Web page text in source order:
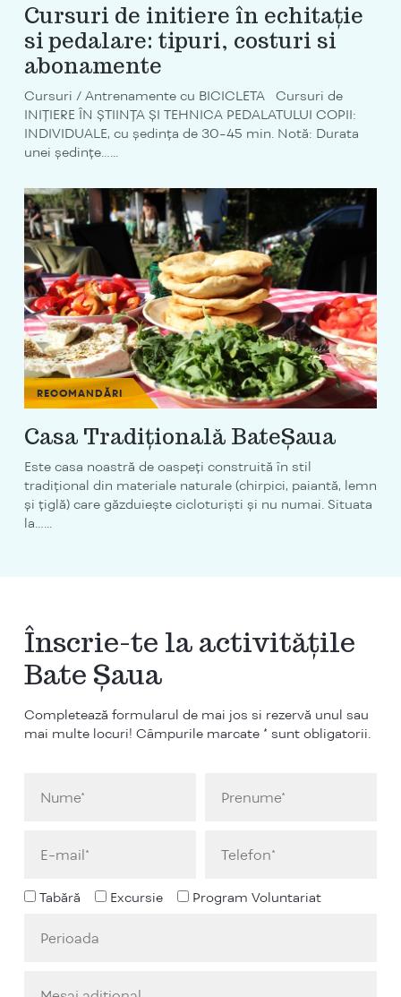
Cursuri de initiere în echitație
si pedalare: tipuri, costuri si
abonamente
Cursuri / Antrenamente cu BICICLETA Cursuri de
INIȚIERE ÎN ȘTIINȚA ȘI TEHNICA PEDALATULUI COPII:
INDIVIDUALE, cu ședința de 30-45 min. Notă: Durata
unei ședințe…...
RECOMANDĂRI
Casa Tradiţională BateŞaua
Este casa noastră de oaspeţi construită în stil
tradiţional din materiale naturale (chirpici, paiantă, lemn
şi ţiglă) care găzduieşte cicloturişti şi nu numai. Situata
la…...
Înscrie-te la activitățile
Bate Șaua
Completează formularul de mai jos si rezervă unul sau
mai multe locuri! Câmpurile marcate * sunt obligatorii.
Tabără Excursie Program Voluntariat